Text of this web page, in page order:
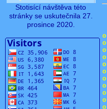
Stotisící návštěva této
stránky se uskutečnila 27.
prosince 2020.
o
o
o
o
o
o
o
o
o
o
o